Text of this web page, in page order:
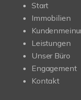
Start
Immobilien
Leistungen
Unser Büro
Engagement
Kontakt